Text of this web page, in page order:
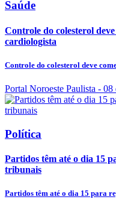
Saúde
Controle do colesterol
cardiologista
Controle do colesterol deve
Portal Noroeste Paulista - 08
Política
Partidos têm até o dia 15
tribunais
Partidos têm até o dia 15 para